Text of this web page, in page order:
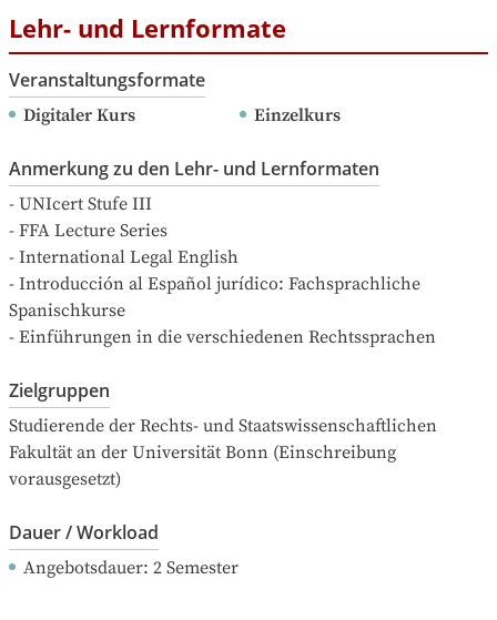
Lehr- und Lernformate
Veranstaltungsformate
Digitaler Kurs Einzelkurs
Anmerkung zu den Lehr- und Lernformaten
- UNIcert Stufe III
- FFA Lecture Series
- International Legal English
- Introducción al Español jurídico: Fachsprachliche
Spanischkurse
- Einführungen in die verschiedenen Rechtssprachen
Zielgruppen
Studierende der Rechts- und Staatswissenschaftlichen
Fakultät an der Universität Bonn (Einschreibung
vorausgesetzt)
Dauer / Workload
Angebotsdauer: 2 Semester